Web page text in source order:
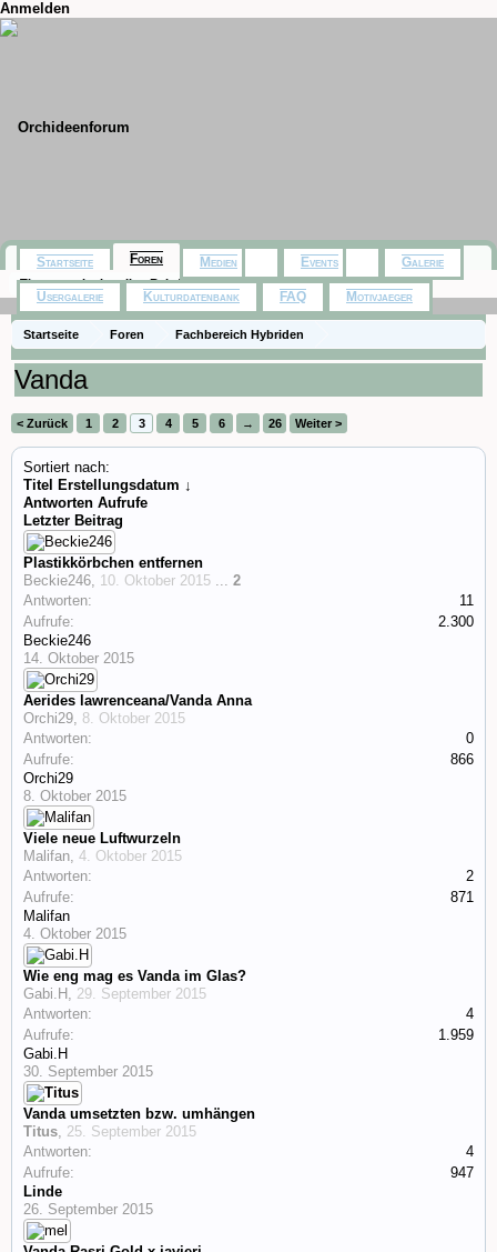
Anmelden
Startseite Foren Fachbereich Hybriden
Vanda
< Zurück 1 2 3 4 5 6 → 26 Weiter >
Sortiert nach:
Titel
Erstellungsdatum ↓
Antworten Aufrufe
Letzter Beitrag
Plastikkörbchen entfernen
Beckie246, 10. Oktober 2015 ... 2
Antworten:
11
Aufrufe:
2.300
Beckie246
14. Oktober 2015
Aerides lawrenceana/Vanda Anna
Orchi29, 8. Oktober 2015
Antworten:
0
Aufrufe:
866
Orchi29
8. Oktober 2015
Viele neue Luftwurzeln
Malifan, 4. Oktober 2015
Antworten:
2
Aufrufe:
871
Malifan
4. Oktober 2015
Wie eng mag es Vanda im Glas?
Gabi.H , 29. September 2015
Antworten:
4
Aufrufe:
1.959
Gabi.H
30. September 2015
Vanda umsetzten bzw. umhängen
Titus, 25. September 2015
Antworten:
4
Aufrufe:
947
Linde
26. September 2015
Startseite Foren
Themen mit aktuellen Beiträgen
Medien Events Galerie
Usergalerie Kulturdatenbank FAQ Motivjaeger